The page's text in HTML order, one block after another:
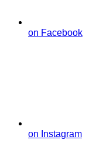
on Facebook
on Instagram